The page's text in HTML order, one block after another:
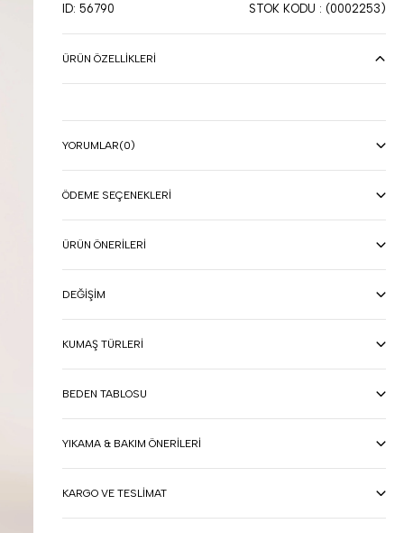
ID: 56790 STOK KODU (0002253)
ÜRÜN ÖZELLIKLERI
YORUMLAR(0)
ÖDEME SEÇENEKLERI
ÜRÜN ÖNERILERI
DEĞIŞIM
KUMAŞ TÜRLERI
BEDEN TABLOSU
YIKAMA & BAKIM ÖNERILERI
KARGO VE TESLIMAT